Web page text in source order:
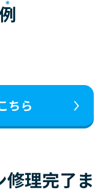
ちら
修理完了ま